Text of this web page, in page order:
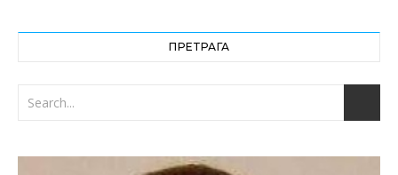
ПРЕТРАГА